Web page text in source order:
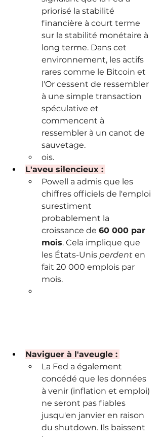
priorisé la stabilité
financière à court terme
sur la stabilité monétaire à
long terme. Dans cet
environnement, les actifs
rares comme le Bitcoin et
l'Or cessent de ressembler
à une simple transaction
spéculative et
commencent à
ressembler à un canot de
sauvetage.
ois.
L'aveu silencieux :
Powell a admis que les
chiffres officiels de l'emploi
surestiment
probablement la
croissance de 60 000 par
mois. Cela implique que
les États-Unis perdent en
fait 20 000 emplois par
mois.
Naviguer à l'aveugle :
La Fed a également
concédé que les données
à venir (inflation et emploi)
ne seront pas fiables
jusqu'en janvier en raison
du shutdown. Ils baissent
les taux non pas parce que